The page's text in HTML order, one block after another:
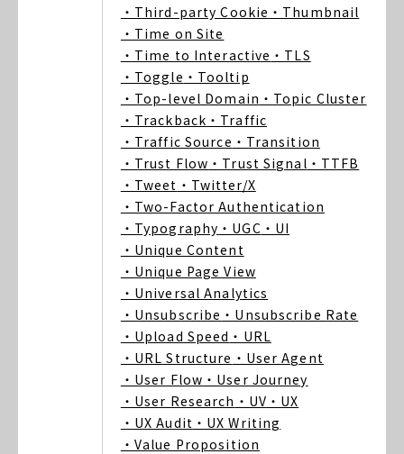
・Third-party Cookie ・Thumbnail
・Time on Site
・Time to Interactive ・TLS
・Toggle ・Tooltip
・Top-level Domain ・Topic Cluster
・Trackback ・Traffic
・Traffic Source ・Transition
・Trust Flow ・Trust Signal ・TTFB
・Tweet ・Twitter/X
・Two-Factor Authentication
・Typography ・UGC ・UI
・Unique Content
・Unique Page View
・Universal Analytics
・Unsubscribe ・Unsubscribe Rate
・Upload Speed ・URL
・URL Structure ・User Agent
・User Flow ・User Journey
・User Research ・UV ・UX
・UX Audit ・UX Writing
・Value Proposition